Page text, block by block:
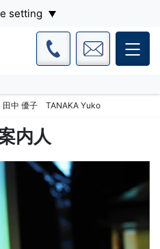
setting
田中 優子 TANAKA Yuko
内人